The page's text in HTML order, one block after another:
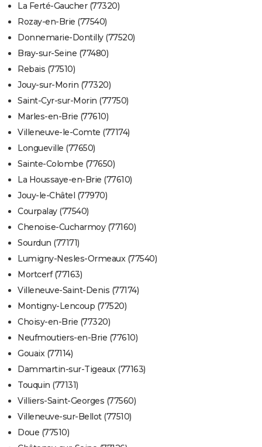
La Ferté-Gaucher (77320)
Rozay-en-Brie (77540)
Donnemarie-Dontilly (77520)
Bray-sur-Seine (77480)
Rebais (77510)
Jouy-sur-Morin (77320)
Saint-Cyr-sur-Morin (77750)
Marles-en-Brie (77610)
Villeneuve-le-Comte (77174)
Longueville (77650)
Sainte-Colombe (77650)
La Houssaye-en-Brie (77610)
Jouy-le-Châtel (77970)
Courpalay (77540)
Chenoise-Cucharmoy (77160)
Sourdun (77171)
Lumigny-Nesles-Ormeaux (77540)
Mortcerf (77163)
Villeneuve-Saint-Denis (77174)
Montigny-Lencoup (77520)
Choisy-en-Brie (77320)
Neufmoutiers-en-Brie (77610)
Gouaix (77114)
Dammartin-sur-Tigeaux (77163)
Touquin (77131)
Villiers-Saint-Georges (77560)
Villeneuve-sur-Bellot (77510)
Doue (77510)